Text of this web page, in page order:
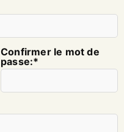
Confirmer le mot de
passe:*